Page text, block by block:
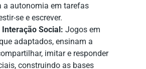
a autonomia em tarefas
se e escrever.
Social: Jogos em
adaptados, ensinam a
imitar e responder
construindo as bases